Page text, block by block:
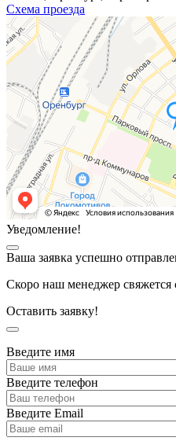
Схема проезда
Уведомление!
Ваша заявка успешно
Скоро наш менеджер свяжется
Оставить заявку!
Введите имя
Введите телефон
Введите Email